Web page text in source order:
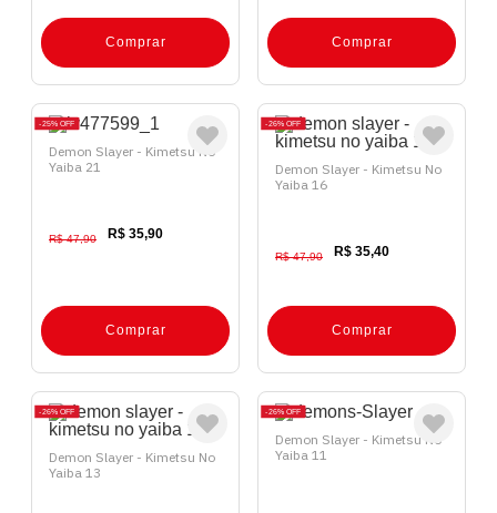
Comprar Comprar
25% OFF
Demon Slayer - Kimetsu No
Yaiba 21
R$ 47,90 R$ 35,90
Comprar
26% OFF
Demon Slayer - Kimetsu No
Yaiba 16
R$ 47,90 R$ 35,40
Comprar
26% OFF
Demon Slayer - Kimetsu No
Yaiba 13
26% OFF
Demon Slayer - Kimetsu No
Yaiba 11